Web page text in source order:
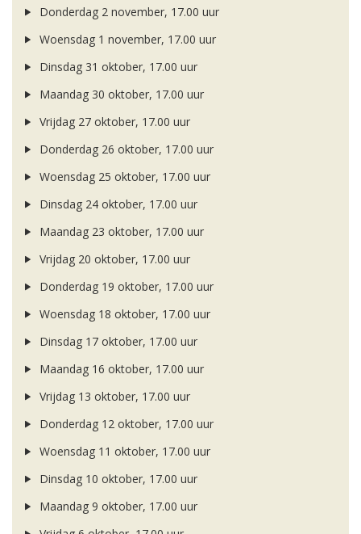
Donderdag 2 november, 17.00 uur
Woensdag 1 november, 17.00 uur
Dinsdag 31 oktober, 17.00 uur
Maandag 30 oktober, 17.00 uur
Vrijdag 27 oktober, 17.00 uur
Donderdag 26 oktober, 17.00 uur
Woensdag 25 oktober, 17.00 uur
Dinsdag 24 oktober, 17.00 uur
Maandag 23 oktober, 17.00 uur
Vrijdag 20 oktober, 17.00 uur
Donderdag 19 oktober, 17.00 uur
Woensdag 18 oktober, 17.00 uur
Dinsdag 17 oktober, 17.00 uur
Maandag 16 oktober, 17.00 uur
Vrijdag 13 oktober, 17.00 uur
Donderdag 12 oktober, 17.00 uur
Woensdag 11 oktober, 17.00 uur
Dinsdag 10 oktober, 17.00 uur
Maandag 9 oktober, 17.00 uur